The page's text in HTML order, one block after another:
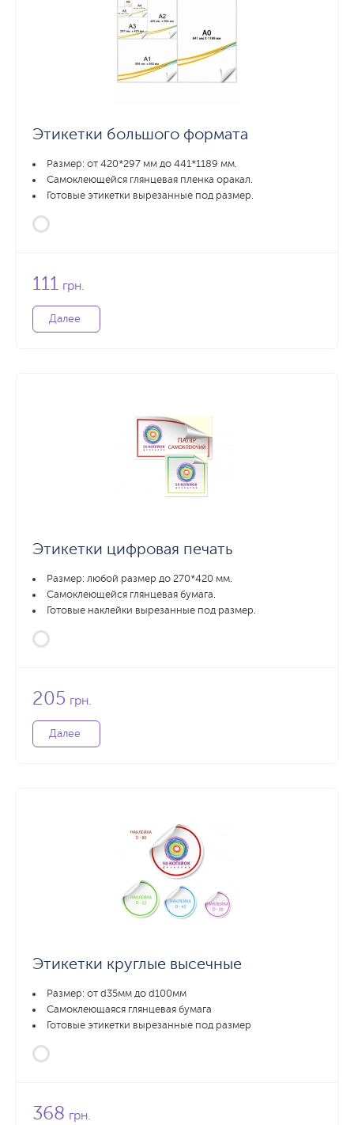
Этикетки большого формата
Размер: от 420*297 мм до 441*1189 мм.
Самоклеющейся глянцевая пленка оракал.
Готовые этикетки вырезанные под размер.
111 грн.
Далее
Этикетки цифровая печать
Размер: любой размер до 270*420 мм.
Самоклеющейся глянцевая бумага.
Готовые наклейки вырезанные под размер.
205 грн.
Далее
Этикетки круглые высечные
Размер: от d35мм до d100мм
Самоклеющаяся глянцевая бумага
Готовые этикетки вырезанные под размер
368 грн.